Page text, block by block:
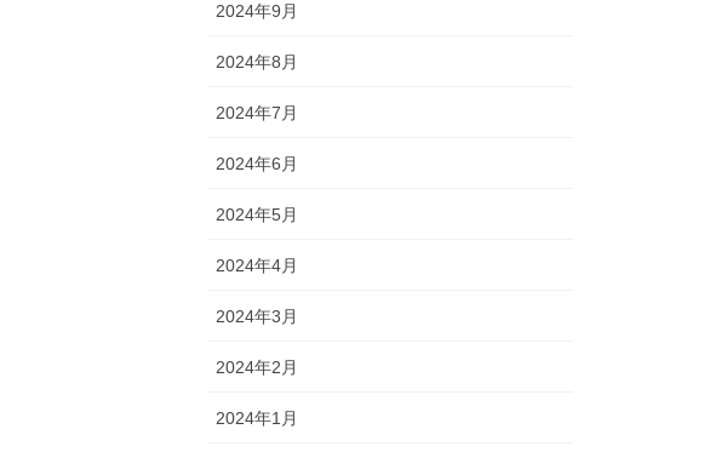
2024年9月
2024年8月
2024年7月
2024年6月
2024年5月
2024年4月
2024年3月
2024年2月
2024年1月